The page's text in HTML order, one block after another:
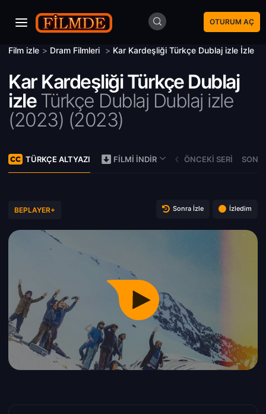
OTURUM AÇ
Film izle > Dram Filmleri > Kar Kardeşliği Türkçe Dublaj izle İzle
Kar Kardeşliği Türkçe Dublaj
izleTürkçe Dublaj Dublaj izle
(2023) (2023)
TÜRKÇE ALTYAZI FILMI İNDIR ÖNCEKI SERI
BEPLAYER+ Sonra İzle İzledim